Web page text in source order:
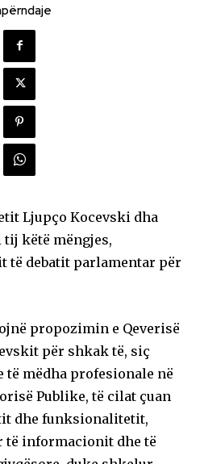
Ljupço Kocevski dha
këtë mëngjes,
të debatit parlamentar për
propozimin e Qeverisë
për shkak të, siç
të mëdha profesionale në
Publike, të cilat çuan
dhe funksionalitetit,
të informacionit dhe të